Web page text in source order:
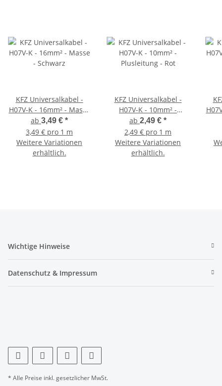
KFZ Universalkabel -
H07V-K - 16mm² - Masse
- Schwarz
ab 3,49 € *
3,49 € pro 1 m
Weitere Variationen
erhältlich.
KFZ Universalkabel -
H07V-K - 10mm² -
Plusleitung - Rot
ab 2,49 € *
2,49 € pro 1 m
Weitere Variationen
erhältlich.
Wichtige Hinweise
Datenschutz & Impressum
* Alle Preise inkl. gesetzlicher MwSt.